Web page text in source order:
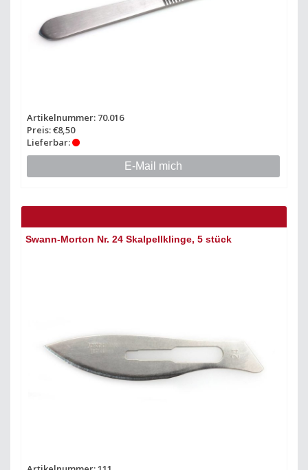
Artikelnummer: 70.016
Preis: €8,50
Lieferbar:
E-Mail mich
Swann-Morton Nr. 24 Skalpellklinge, 5 stück